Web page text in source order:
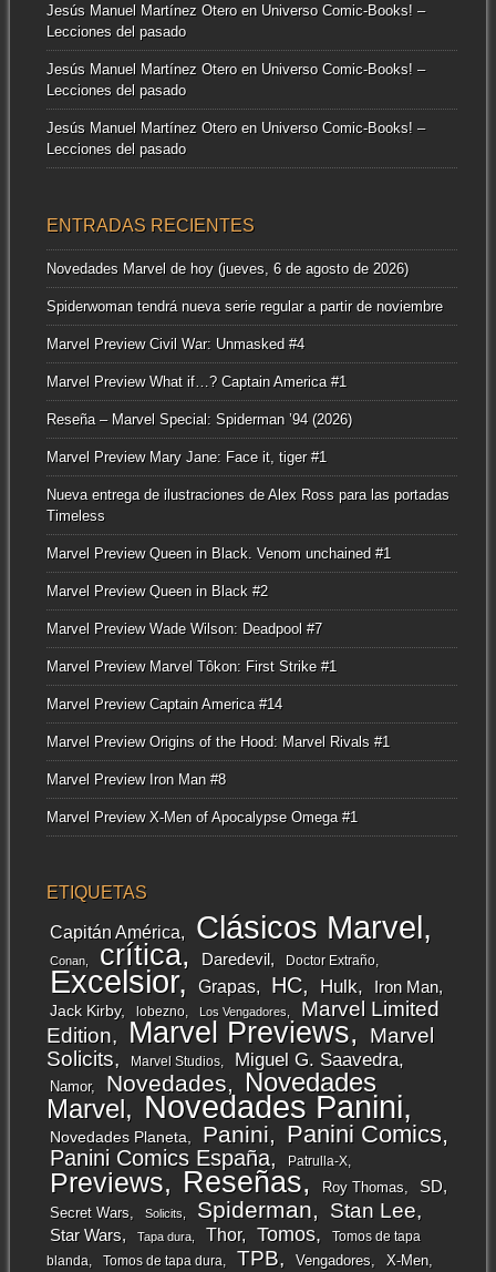
Jesús Manuel Martínez Oteroen Universo Comic-Books! –
Lecciones del pasado
Jesús Manuel Martínez Oteroen Universo Comic-Books! –
Lecciones del pasado
Jesús Manuel Martínez Oteroen Universo Comic-Books! –
Lecciones del pasado
ENTRADAS RECIENTES
Novedades Marvel de hoy (jueves, 6 de agosto de 2026)
Spiderwoman tendrá nueva serie regular a partir de noviembre
Marvel Preview Civil War: Unmasked #4
Marvel Preview What if…? Captain America #1
Reseña – Marvel Special: Spiderman ’94 (2026)
Marvel Preview Mary Jane: Face it, tiger #1
Nueva entrega de ilustraciones de Alex Ross para las portadas
Timeless
Marvel Preview Queen in Black. Venom unchained #1
Marvel Preview Queen in Black #2
Marvel Preview Wade Wilson: Deadpool #7
Marvel Preview Marvel Tôkon: First Strike #1
Marvel Preview Captain America #14
Marvel Preview Origins of the Hood: Marvel Rivals #1
Marvel Preview Iron Man #8
Marvel Preview X-Men of Apocalypse Omega #1
ETIQUETAS
Capitán América Clásicos Marvel
Conan crítica Daredevil Doctor Extraño
Excelsior Grapas HC Hulk Iron Man
Jack Kirby lobezno Los Vengadores
Marvel Limited
Edition
Marvel Previews
Marvel
Solicits
Marvel Studios Miguel G. Saavedra
Namor Novedades
Novedades
Marvel
Novedades Panini
Novedades Planeta Panini Panini Comics
Panini Comics España Patrulla-X
Previews Reseñas Roy Thomas SD
Secret Wars Solicits Spiderman Stan Lee
Star Wars Tapa dura Thor Tomos
Tomos de tapa
blanda
Tomos de tapa dura TPB Vengadores X-Men